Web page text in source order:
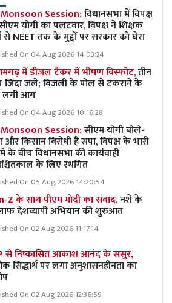
Monsoon Session:विधानसभा में विपक्ष
योगी का पलटवार, विपक्ष ने शिक्षक
से NEET तक के मुद्दों पर सरकार को घेरा
On 04 Aug 2026 14:03:24
में डीजल टैंकर में भीषण विस्फोट,तीन
जिंदा जले; बिजली के पोल से टकराने के
लगी आग
On 04 Aug 2026 10:16:28
Monsoon Session:सीएम योगी बोले-
और किसान विरोधी है सपा, विपक्ष के भारी
के बीच विधानसभा की कार्यवाही
के लिए स्थगित
On 05 Aug 2026 14:20:54
Z के साथ पीएम मोदी का संवाद,नशे के
देशव्यापी अभियान की शुरुआत
On 02 Aug 2026 11:17:14
से निष्कासित आकाश आनंद के ससुर,
सिद्धार्थ पर लगा अनुशासनहीनता का
On 02 Aug 2026 12:36:59